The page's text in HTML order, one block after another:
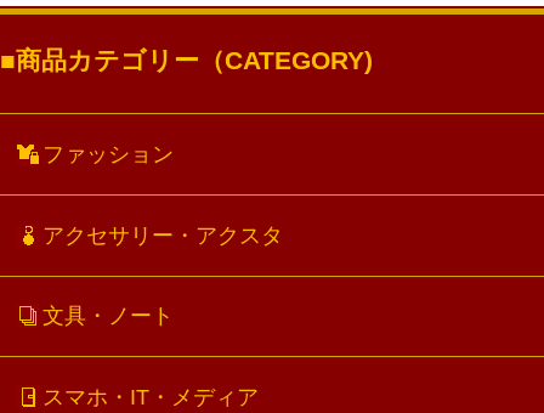
商品カテゴリー（CATEGORY)
ファッション
アクセサリー・アクスタ
文具・ノート
スマホ・IT・メディア